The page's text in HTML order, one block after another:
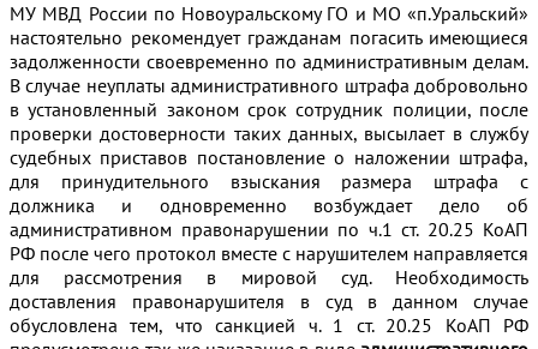
МУ МВД России по Новоуральскому ГО и МО «п.Уральский»
настоятельно рекомендует гражданам погасить имеющиеся
задолженности своевременно по административным делам.
В случае неуплаты административного штрафа добровольно
в установленный законом срок сотрудник полиции, после
проверки достоверности таких данных, высылает в службу
судебных приставов постановление о наложении штрафа,
для принудительного взыскания размера штрафа с
должника и одновременно возбуждает дело об
административном правонарушении по ч.1 ст. 20.25 КоАП
РФ после чего протокол вместе с нарушителем направляется
для рассмотрения в мировой суд. Необходимость
доставления правонарушителя в суд в данном случае
обусловлена тем, что санкцией ч. 1 ст. 20.25 КоАП РФ